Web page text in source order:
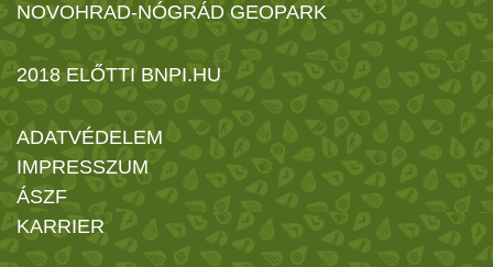
NOVOHRAD-NÓGRÁD GEOPARK
2018 ELŐTTI BNPI.HU
ADATVÉDELEM
IMPRESSZUM
ÁSZF
KARRIER